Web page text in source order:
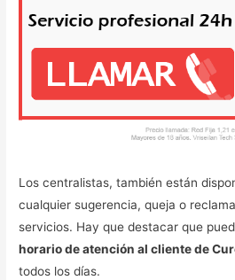
Los centralistas, también están
cualquier sugerencia, queja o
servicios. Hay que destacar que
horario de atención al cliente de
todos los días.